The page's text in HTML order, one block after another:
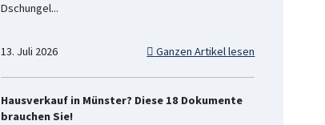
Dschungel...
13. Juli 2026 Ganzen Artikel lesen
Hausverkauf in Münster? Diese 18 Dokumente
brauchen Sie!